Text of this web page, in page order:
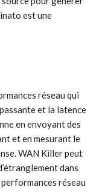
est une
réseau qui
et la latence
en envoyant des
et en mesurant le
WAN Killer peut
dans
réseau